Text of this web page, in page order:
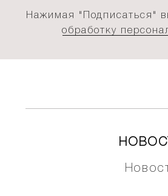
Нажимая "Подписаться"
обработку